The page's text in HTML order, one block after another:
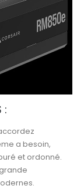
:
a besoin,
et ordonné.